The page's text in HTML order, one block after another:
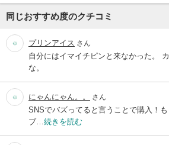
同じおすすめ度のクチコミ
プリンアイス さん
自分にはイマイチピンと来なかった。
な。
にゃんにゃん。。 さん
SNSでバズってると言うことで購入！
ブ… 続きを読む